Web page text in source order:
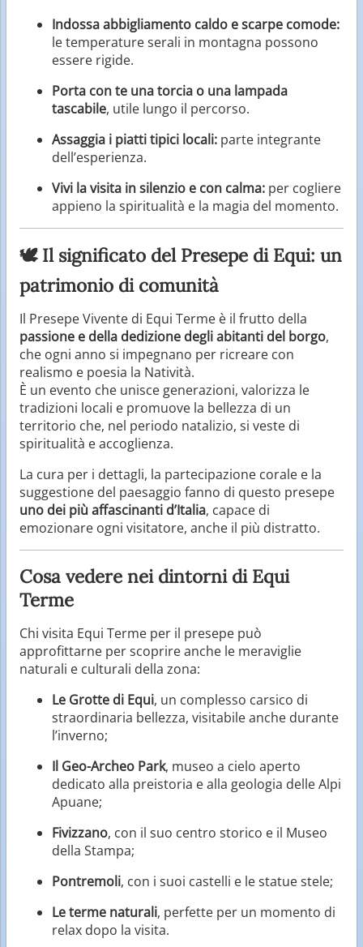
Indossa abbigliamento caldo e scarpe comode:
le temperature serali in montagna possono
essere rigide.
Porta con te una torcia o una lampada
tascabile, utile lungo il percorso.
Assaggia i piatti tipici locali: parte integrante
dell’esperienza.
Vivi la visita in silenzio e con calma: per cogliere
appieno la spiritualità e la magia del momento.
🕊️ Il significato del Presepe di Equi: un
patrimonio di comunità
Il Presepe Vivente di Equi Terme è il frutto della
passione e della dedizione degli abitanti del borgo,
che ogni anno si impegnano per ricreare con
realismo e poesia la Natività.
È un evento che unisce generazioni, valorizza le
tradizioni locali e promuove la bellezza di un
territorio che, nel periodo natalizio, si veste di
spiritualità e accoglienza.
La cura per i dettagli, la partecipazione corale e la
suggestione del paesaggio fanno di questo presepe
uno dei più affascinanti d’Italia, capace di
emozionare ogni visitatore, anche il più distratto.
Cosa vedere nei dintorni di Equi
Terme
Chi visita Equi Terme per il presepe può
approfittarne per scoprire anche le meraviglie
naturali e culturali della zona:
Le Grotte di Equi, un complesso carsico di
straordinaria bellezza, visitabile anche durante
l’inverno;
Il Geo-Archeo Park, museo a cielo aperto
dedicato alla preistoria e alla geologia delle Alpi
Apuane;
Fivizzano, con il suo centro storico e il Museo
della Stampa;
Pontremoli, con i suoi castelli e le statue stele;
Le terme naturali, perfette per un momento di
relax dopo la visita.